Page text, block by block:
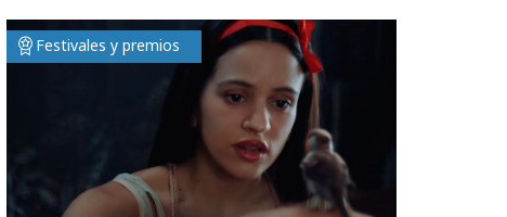
Festivales y premios